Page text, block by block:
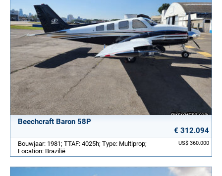
Beechcraft Baron 58P
€ 312.094
US$ 360.000
Bouwjaar: 1981; TTAF: 4025h; Type: Multiprop;
Location: Brazilië